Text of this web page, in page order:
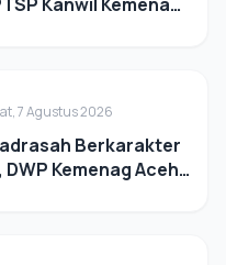
7 Agustus 2026
Berkarakter
Kemenag Aceh